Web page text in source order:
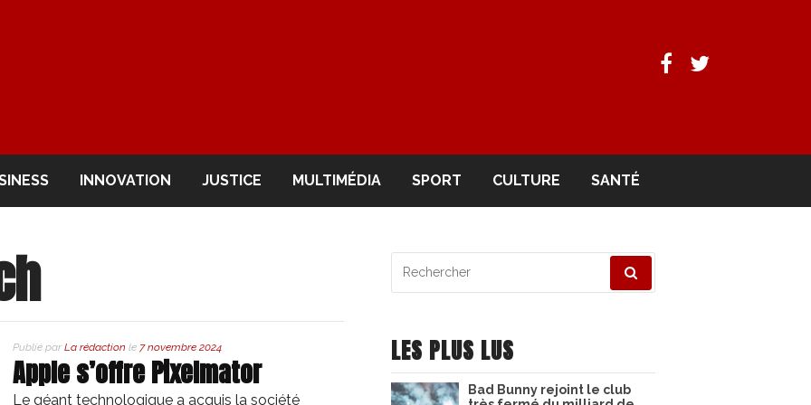
Facebook
Twitter
INNOVATION JUSTICE MULTIMÉDIA SPORT CULTURE SANTÉ
Publié par La rédaction le 7 novembre 2024
Apple s’offre Pixelmator
Le géant technologique a acquis la société
pour
LES PLUS LUS
Bad Bunny rejoint le club